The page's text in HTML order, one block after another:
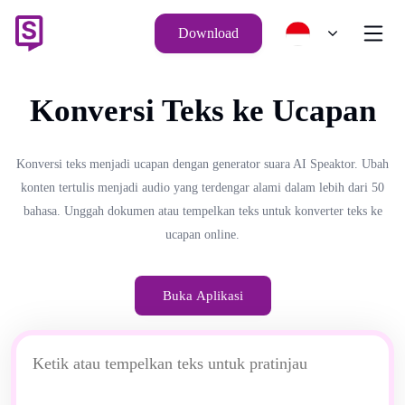
Download
Konversi Teks ke Ucapan
Konversi teks menjadi ucapan dengan generator suara AI Speaktor. Ubah
konten tertulis menjadi audio yang terdengar alami dalam lebih dari 50
bahasa. Unggah dokumen atau tempelkan teks untuk konverter teks ke
ucapan online.
Buka Aplikasi